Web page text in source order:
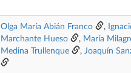
Olga María Abián Franco ,
Marchante Hueso
, María
Medina Trullenque
, Joaquín